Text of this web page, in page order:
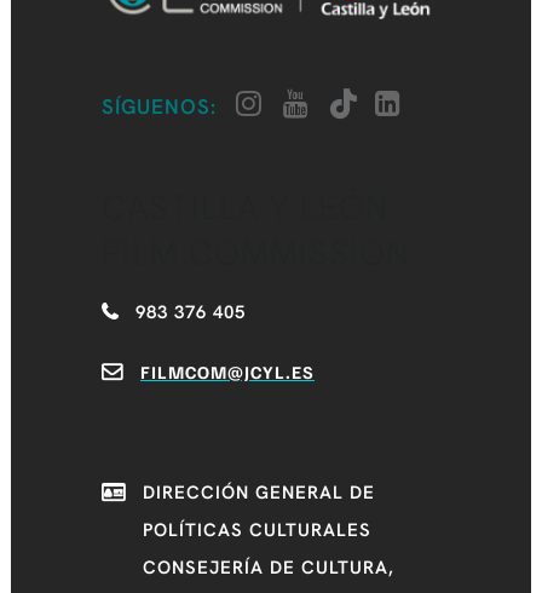
SÍGUENOS:
983 376 405
FILMCOM@JCYL.ES
DIRECCIÓN GENERAL DE
POLÍTICAS CULTURALES
CONSEJERÍA DE CULTURA,